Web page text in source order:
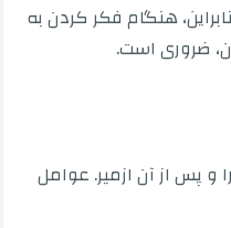
هنگام فکر کردن به
ضروری است.
پس از آن ازمیر. عوامل